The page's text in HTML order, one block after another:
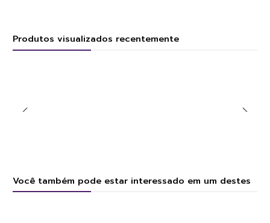
Produtos visualizados recentemente
Você também pode estar interessado em um destes